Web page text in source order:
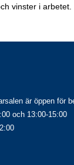
vinster i arbetet.
är öppen för
och 13:00-15:00